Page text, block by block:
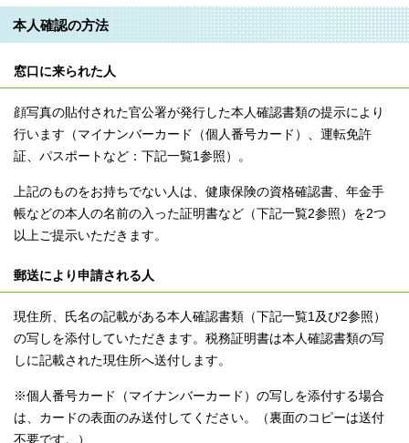
本人確認の方法
窓口に来られた人
顔写真の貼付された官公署が発行した本人確認書類の提示により
行います（マイナンバーカード（個人番号カード）、運転免許
証、パスポートなど：下記一覧1参照）。
上記のものをお持ちでない人は、健康保険の資格確認書、年金手
帳などの本人の名前の入った証明書など（下記一覧2参照）を2つ
以上ご提示いただきます。
郵送により申請される人
現住所、氏名の記載がある本人確認書類（下記一覧1及び2参照）
の写しを添付していただきます。税務証明書は本人確認書類の写
しに記載された現住所へ送付します。
※個人番号カード（マイナンバーカード）の写しを添付する場合
は、カードの表面のみ送付してください。（裏面のコピーは送付
不要です。）